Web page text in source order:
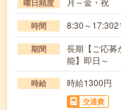
曜日頻度
時間 8:30～
期間
長期【ご応募
能】即日～
時給 時給1300円
交通費